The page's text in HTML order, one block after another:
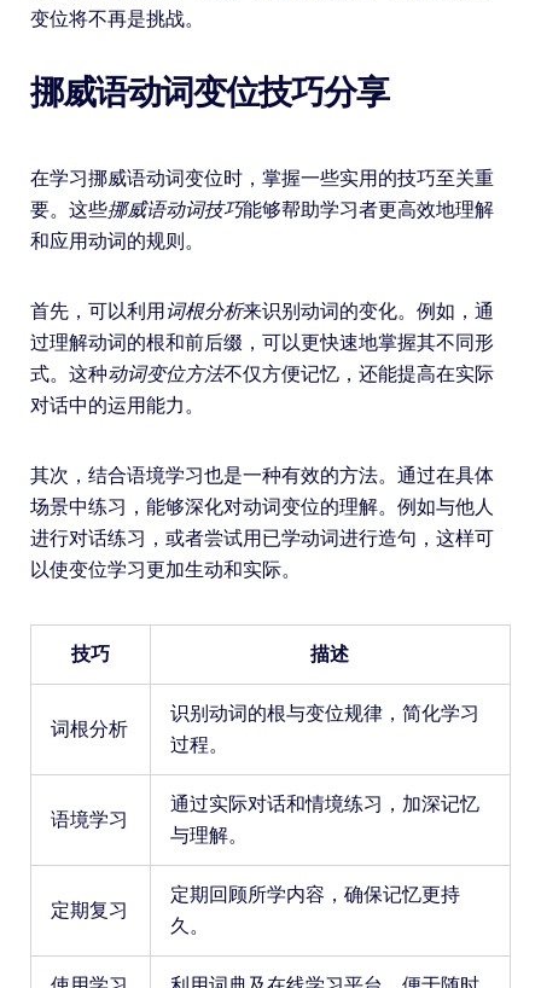
变位将不再是挑战。
挪威语动词变位技巧分享
在学习挪威语动词变位时，掌握一些实用的技巧至关重
要。这些挪威语动词技巧能够帮助学习者更高效地理解
和应用动词的规则。
首先，可以利用词根分析来识别动词的变化。例如，通
过理解动词的根和前后缀，可以更快速地掌握其不同形
式。这种动词变位方法不仅方便记忆，还能提高在实际
对话中的运用能力。
其次，结合语境学习也是一种有效的方法。通过在具体
场景中练习，能够深化对动词变位的理解。例如与他人
进行对话练习，或者尝试用已学动词进行造句，这样可
以使变位学习更加生动和实际。
技巧 描述
词根分析
识别动词的根与变位规律，简化学习
过程。
语境学习
通过实际对话和情境练习，加深记忆
与理解。
定期复习
定期回顾所学内容，确保记忆更持
久。